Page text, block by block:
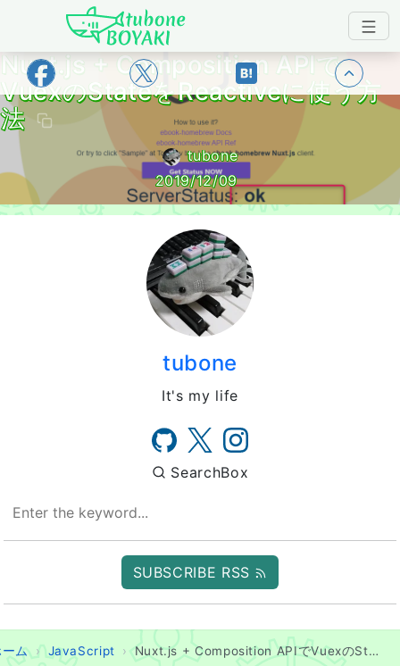
Japanese IT Developer's Blog tubone
Nuxt.js + Composition APIで
VuexのStateをReactiveに使う方
法
tubone
2019/12/09
tubone
It's my life
SearchBox
SUBSCRIBE RSS
ーム JavaScript Nuxt.js + Composition APIでVuexのStateをReactiveに使う方法
トップ